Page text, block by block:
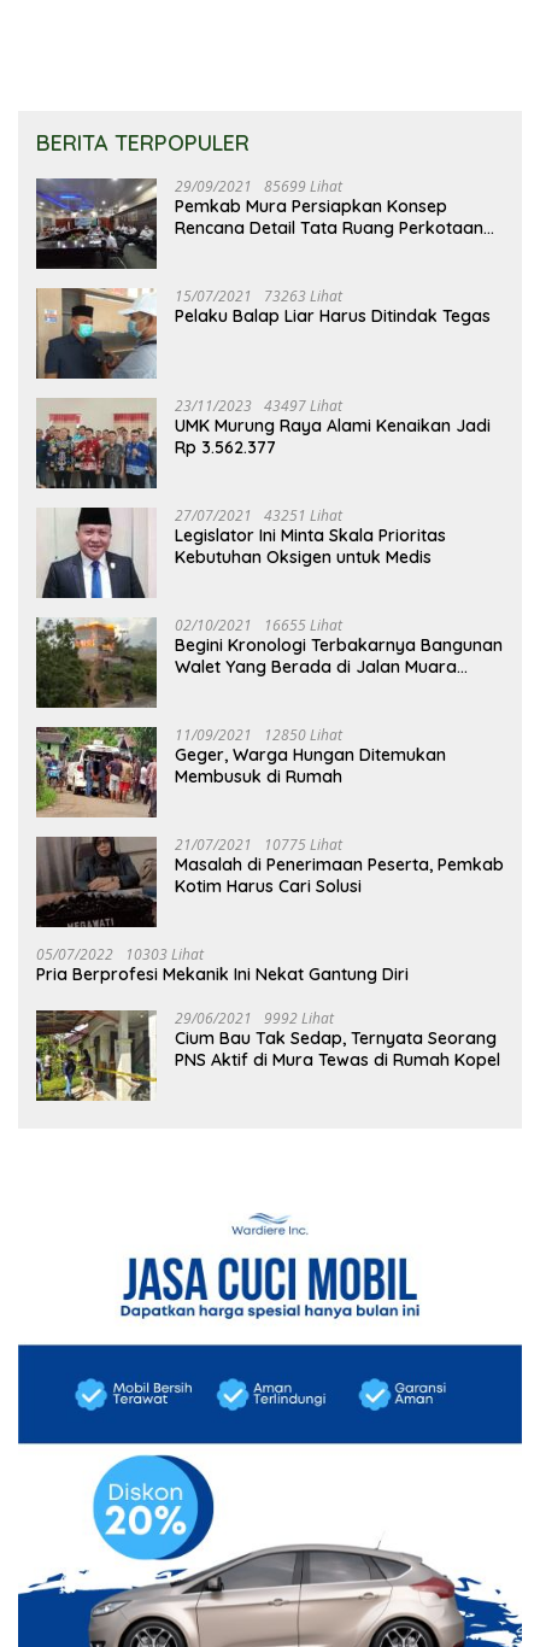
BERITA TERPOPULER
29/09/2021 85699 Lihat
Pemkab Mura Persiapkan Konsep
Rencana Detail Tata Ruang Perkotaan
15/07/2021 73263 Lihat
Pelaku Balap Liar Harus Ditindak Tegas
23/11/2023 43497 Lihat
UMK Murung Raya Alami Kenaikan Jadi
Rp 3.562.377
27/07/2021 43251 Lihat
Legislator Ini Minta Skala Prioritas
Kebutuhan Oksigen untuk Medis
02/10/2021 16655 Lihat
Begini Kronologi Terbakarnya Bangunan
Walet Yang Berada di Jalan Muara
11/09/2021 12850 Lihat
Geger, Warga Hungan Ditemukan
Membusuk di Rumah
21/07/2021 10775 Lihat
Masalah di Penerimaan Peserta, Pemkab
Kotim Harus Cari Solusi
05/07/2022 10303 Lihat
Pria Berprofesi Mekanik Ini Nekat Gantung Diri
29/06/2021 9992 Lihat
Cium Bau Tak Sedap, Ternyata Seorang
PNS Aktif di Mura Tewas di Rumah Kopel